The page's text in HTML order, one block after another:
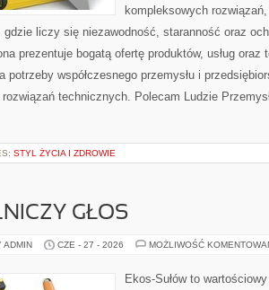
kompleksowych
liczy się niezawodność, staranność oraz
prezentuje bogatą ofertę produktów, usług oraz
potrzeby współczesnego przemysłu i
rozwiązań technicznych. Polecam Ludzie
STYL ŻYCIA I ZDROWIE
GŁOS
ADMIN CZE - 27 - 2026 MOŻLIWOŚĆ
Ekos-Sułów to